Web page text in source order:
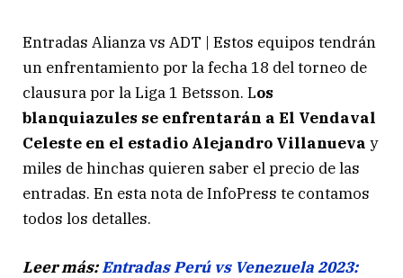
Entradas Alianza vs ADT | Estos equipos tendrán
un enfrentamiento por la fecha 18 del torneo de
clausura por la Liga 1 Betsson. Los
blanquiazules se enfrentarán a El Vendaval
Celeste en el estadio Alejandro Villanueva y
miles de hinchas quieren saber el precio de las
entradas. En esta nota de InfoPress te contamos
todos los detalles.
Leer más:Entradas Perú vs Venezuela 2023: